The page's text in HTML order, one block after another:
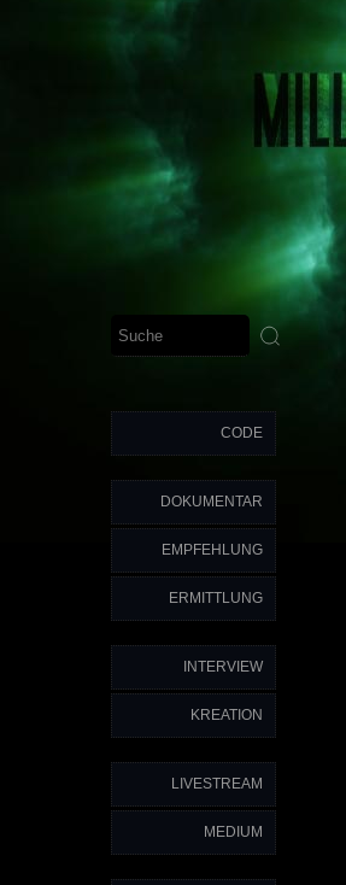
CODE
DOKUMENTAR
EMPFEHLUNG
ERMITTLUNG
INTERVIEW
KREATION
LIVESTREAM
MEDIUM